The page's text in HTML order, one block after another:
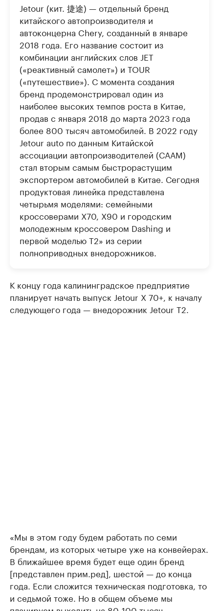
Jetour (кит. 捷途) — отдельный бренд
китайского автопроизводителя и
автоконцерна Chery, созданный в январе
2018 года. Его название состоит из
комбинации английских слов JET
(«реактивный самолет») и TOUR
(«путешествие»). С момента создания
бренд продемонстрировал один из
наиболее высоких темпов роста в Китае,
продав с января 2018 до марта 2023 года
более 800 тысяч автомобилей. В 2022 году
Jetour auto по данным Китайской
ассоциации автопроизводителей (СААМ)
стал вторым самым быстрорастущим
экспортером автомобилей в Китае. Сегодня
продуктовая линейка представлена
четырьмя моделями: семейными
кроссоверами Х70, Х90 и городским
молодежным кроссовером Dashing и
первой моделью Т2» из серии
полноприводных внедорожников.
К концу года калининградское предприятие
планирует начать выпуск Jetour Х 70+, к началу
следующего года — внедорожник Jetour Т2.
«Мы в этом году будем работать по семи
брендам, из которых четыре уже на конвейерах.
В ближайшее время будет еще один бренд
[представлен прим.ред], шестой — до конца
года. Если сложится техническая подготовка, то
и седьмой тоже. Но в общем объеме мы